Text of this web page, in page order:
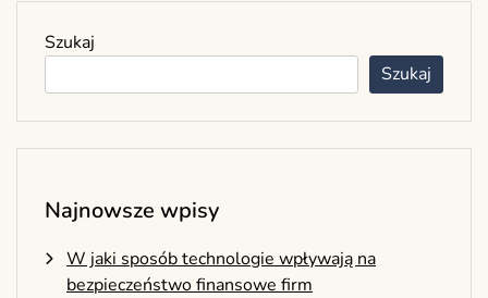
Szukaj
Szukaj
Najnowsze wpisy
W jaki sposób technologie wpływają na
bezpieczeństwo finansowe firm